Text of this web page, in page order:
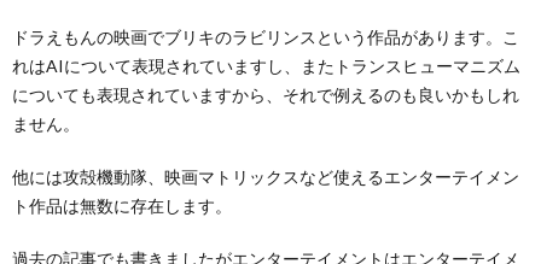
ドラえもんの映画でブリキのラビリンスという作品があります。こ
れはAIについて表現されていますし、またトランスヒューマニズム
についても表現されていますから、それで例えるのも良いかもしれ
ません。
他には攻殻機動隊、映画マトリックスなど使えるエンターテイメン
ト作品は無数に存在します。
過去の記事でも書きましたがエンターテイメントはエンターテイメ